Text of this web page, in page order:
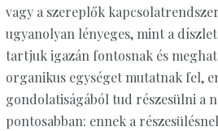
vagy a szereplők
ugyanolyan lényeges, mint a
tartjuk igazán fontosnak és
organikus egységet mutatnak fel,
gondolatiságából tud részesülni a
pontosabban: ennek a